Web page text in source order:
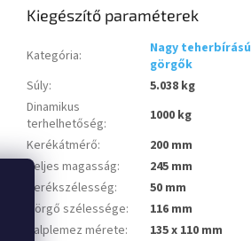
Kiegészítő paraméterek
Kategória:
Nagy teherbírású
görgők
Súly:
5.038 kg
Dinamikus
terhelhetőség:
1000 kg
Kerékátmérő:
200 mm
Teljes magasság:
245 mm
Kerékszélesség:
50 mm
Görgő szélessége:
116 mm
Talplemez mérete:
135 x 110 mm